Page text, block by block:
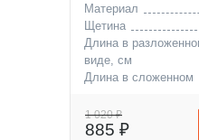
Материал
Щетина
Длина в
виде, см
Длина в сложенном
1 020 ₽
885 ₽